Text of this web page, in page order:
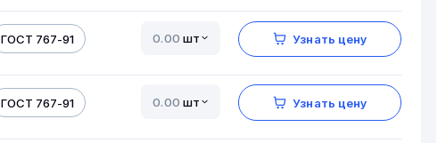
ГОСТ 767-91 шт Узнать цену
ГОСТ 767-91 шт Узнать цену